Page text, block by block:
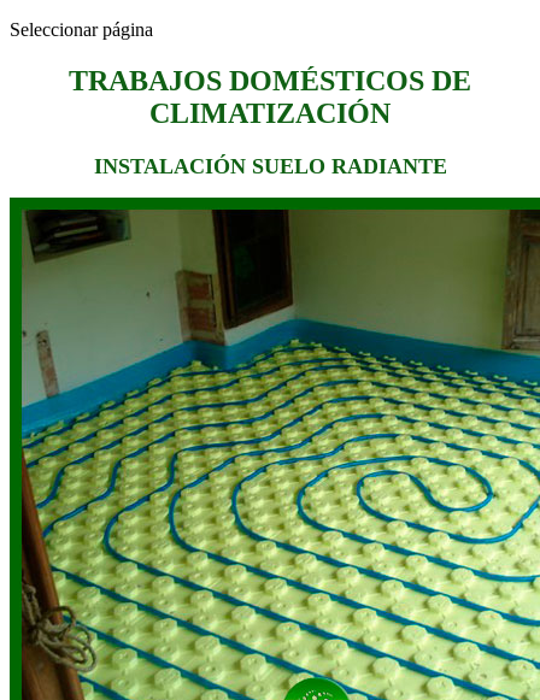
Seleccionar página
TRABAJOS DOMÉSTICOS DE
CLIMATIZACIÓN
INSTALACIÓN SUELO RADIANTE